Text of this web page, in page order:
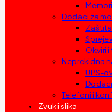
Dodaci za
Okviri
Neprekidna
UPS-
Telefoni i
Zvuk i slika